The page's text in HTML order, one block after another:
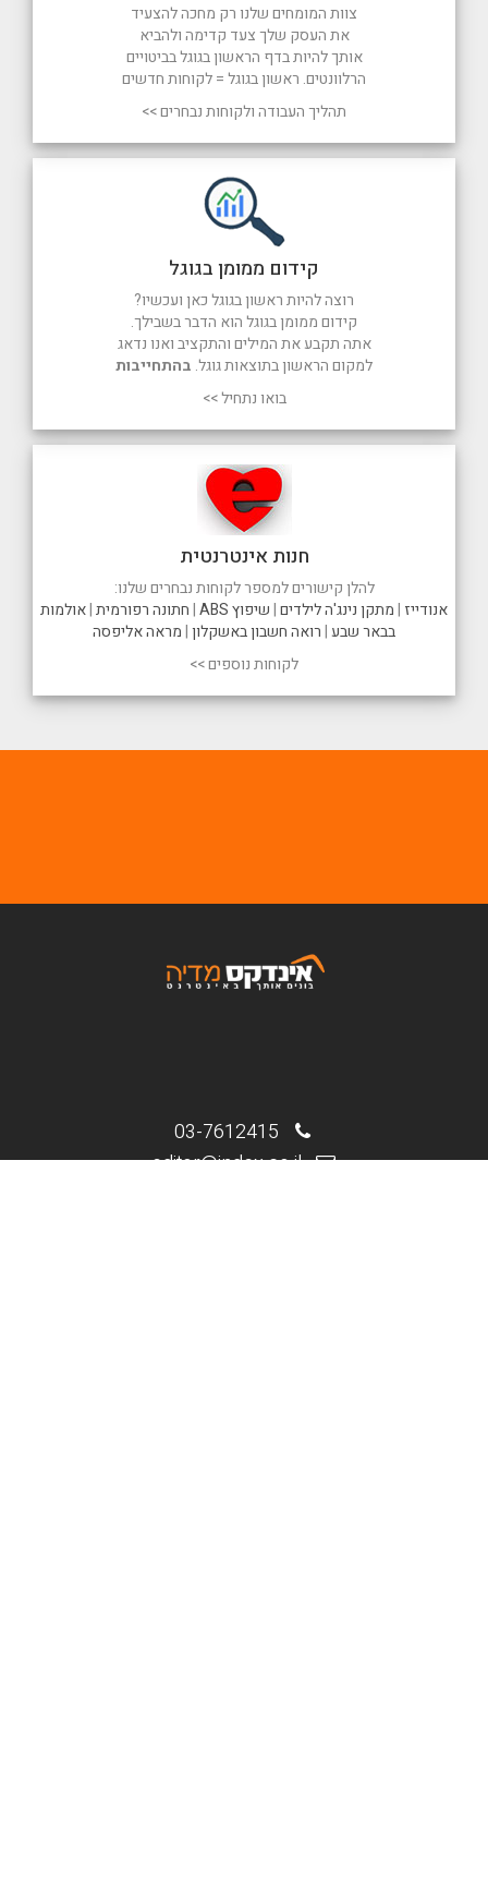
חנות אינטרנטית
להלן קישורים למספר לקוחות נבחרים שלנו:
אנודייז |מתקן נינג'ה לילדים|שיפוץ ABS |חתונה רפורמית|אולמות
בבאר שבע|רואה חשבון באשקלון|מראה אליפסה
לקוחות נוספים >>
קידום ממומן בגוגל
רוצה להיות ראשון בגוגל כאן ועכשיו?
קידום ממומן בגוגל הוא הדבר בשבילך.
אתה תקבע את המילים והתקציב ואנו נדאג
למקום הראשון בתוצאות גוגל. בהתחייבות
בואו נתחיל >>
צוות המומחים שלנו רק מחכה להצעיד
את העסק שלך צעד קדימה ולהביא
אותך להיות בדף הראשון בגוגל בביטויים
הרלוונטים. ראשון בגוגל = לקוחות חדשים
תהליך העבודה ולקוחות נבחרים >>
editor@index.co.il